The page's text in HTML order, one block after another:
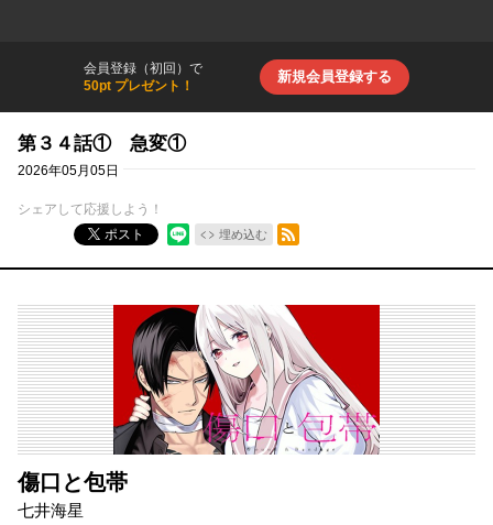
会員登録（初回）で
50pt プレゼント！
新規会員登録する
第３４話① 急変①
2026年05月05日
シェアして応援しよう！
ポスト
埋め込む
RSSフィード
傷口と包帯
七井海星